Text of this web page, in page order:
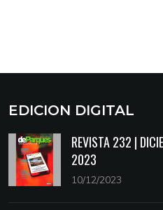
EDICION DIGITAL
REVISTA 232 |
2023
10/12/2023